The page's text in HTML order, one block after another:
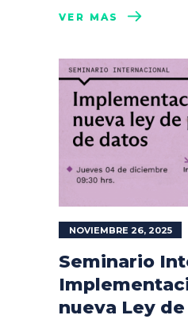
VER MÁS
NOVIEMBRE 26, 2025
Seminario
nueva Ley